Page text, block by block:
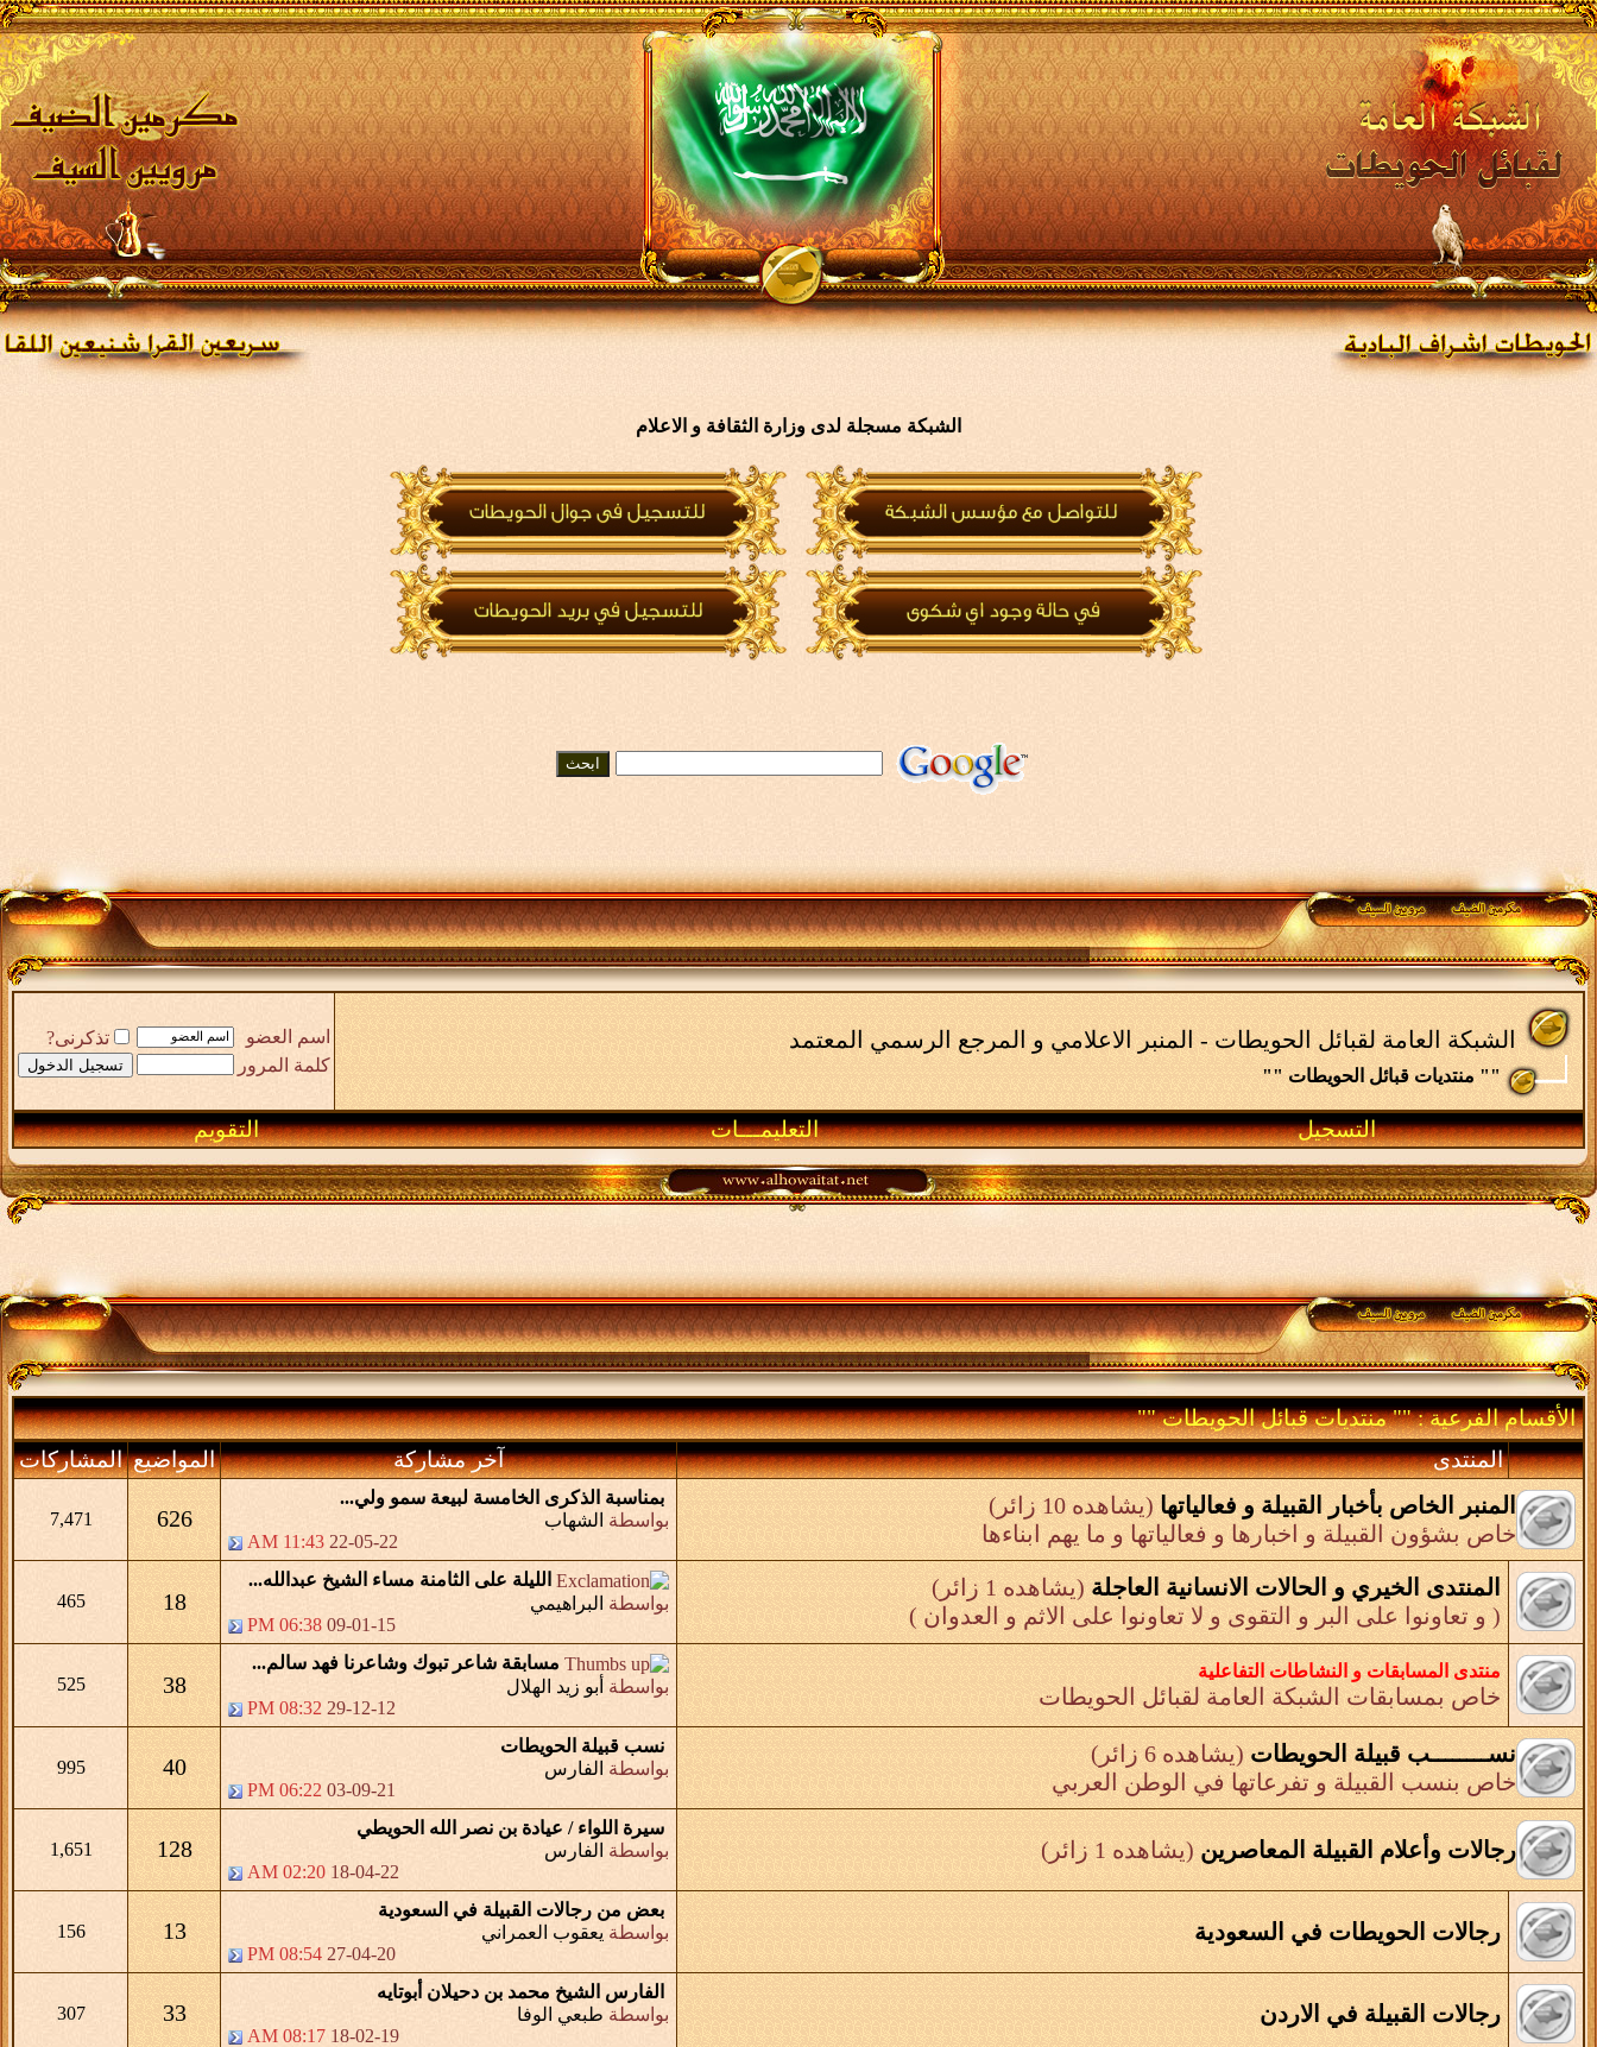
الشبكة مسجلة لدى وزارة الثقافة و الاعلام
الشبكة العامة لقبائل الحويطات - المنبر الاعلامي و المرجع الرسمي المعتمد
"" منتديات قبائل الحويطات ""
اسم العضو
تذكرنى?
كلمة المرور
التسجيل التعليمـــات التقويم
الأقسام الفرعية: "" منتديات قبائل الحويطات ""
المنتدى
آخر مشاركة المواضيع المشاركات
المنبر الخاص بأخبار القبيلة و فعالياتها (يشاهده 10 زائر)
خاص بشؤون القبيلة و اخبارها و فعالياتها و ما يهم ابناءها
بمناسبة الذكرى الخامسة لبيعة سمو ولي...
بواسطة الشهاب
22-05-22
11:43 AM
626
7,471
المنتدى الخيري و الحالات الانسانية العاجلة (يشاهده 1 زائر)
( و تعاونوا على البر و التقوى و لا تعاونوا على الاثم و العدوان )
الليلة على الثامنة مساء الشيخ عبدالله...
بواسطة البراهيمي
09-01-15
06:38 PM
18
465
منتدى المسابقات و النشاطات التفاعلية
خاص بمسابقات الشبكة العامة لقبائل الحويطات
مسابقة شاعر تبوك وشاعرنا فهد سالم...
بواسطة أبو زيد الهلال
29-12-12
08:32 PM
38
525
نســــــــب قبيلة الحويطات (يشاهده 6 زائر)
خاص بنسب القبيلة و تفرعاتها في الوطن العربي
نسب قبيلة الحويطات
بواسطة الفارس
03-09-21
06:22 PM
40
995
رجالات وأعلام القبيلة المعاصرين (يشاهده 1 زائر)
سيرة اللواء / عيادة بن نصر الله الحويطي
بواسطة الفارس
18-04-22
02:20 AM
128
1,651
رجالات الحويطات في السعودية
بعض من رجالات القبيلة في السعودية
بواسطة يعقوب العمراني
27-04-20
08:54 PM
13
156
رجالات القبيلة في الاردن
الفارس الشيخ محمد بن دحيلان أبوتايه
بواسطة طبعي الوفا
18-02-19
08:17 AM
33
307